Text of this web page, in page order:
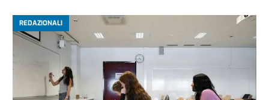
REDAZIONALI